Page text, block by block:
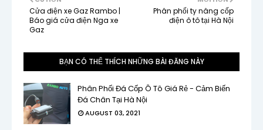
Phân phối ty nâng cốp
điện ô tô tại Hà Nội
Cửa điện xe Gaz Rambo |
Báo giá cửa điện Nga xe
Gaz
BẠN CÓ THỂ THÍCH NHỮNG BÀI ĐĂNG NÀY
Phân Phối Đá Cốp Ô Tô Giá Rẻ - Cảm Biến
Đá Chân Tại Hà Nội
AUGUST 03, 2021